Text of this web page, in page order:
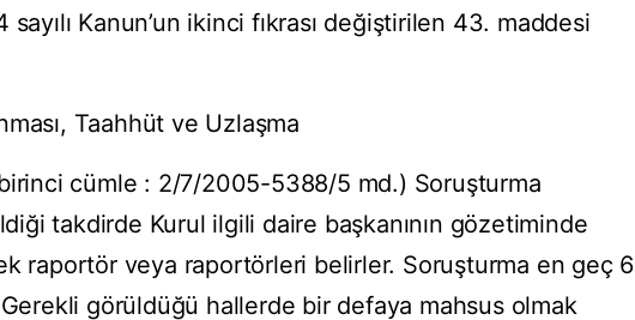
Kanun’un ikinci fıkrası değiştirilen 43. maddesi
Taahhüt ve Uzlaşma
cümle : 2/7/2005-5388/5 md.) Soruşturma
takdirde Kurul ilgili daire başkanının gözetiminde
raportör veya raportörleri belirler. Soruşturma en geç 6
görüldüğü hallerde bir defaya mahsus olmak